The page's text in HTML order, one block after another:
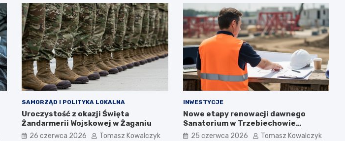
SAMORZĄD I POLITYKA LOKALNA
Uroczystość z okazji Święta
Żandarmerii Wojskowej w Żaganiu
26 czerwca 2026 Tomasz Kowalczyk
INWESTYCJE
Nowe etapy renowacji dawnego
Sanatorium w Trzebiechowie
zaprezentowane podczas spotkania
25 czerwca 2026 Tomasz Kowalczyk